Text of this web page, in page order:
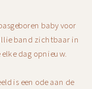
baby voor
band zichtbaar in
dag opnieuw.
is een ode aan de